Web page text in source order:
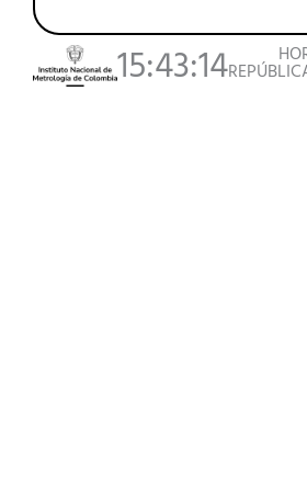
15:43:14